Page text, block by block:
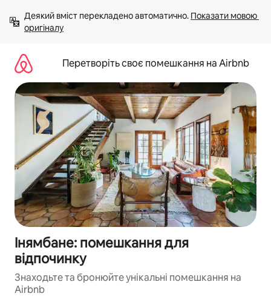
вмісту
Деякий вміст перекладено автоматично. Показати мовою
оригіналу
Перетворіть своє помешкання на Airbnb
Інямбане: помешкання для
відпочинку
Знаходьте та бронюйте унікальні помешкання на
Airbnb